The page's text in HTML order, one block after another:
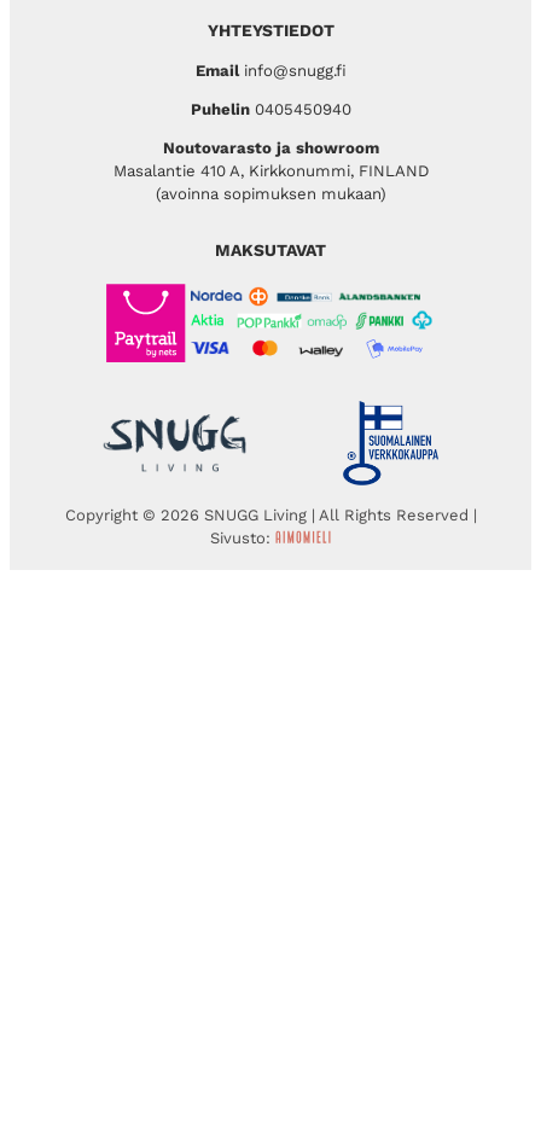
YHTEYSTIEDOT
Emailinfo@snugg.fi
Puhelin 0405450940
Noutovarasto ja showroom
Masalantie 410 A, Kirkkonummi, FINLAND
(avoinna sopimuksen mukaan)
MAKSUTAVAT
Copyright © 2026 SNUGG Living | All Rights Reserved |
Sivusto: